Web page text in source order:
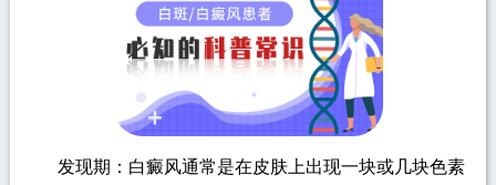
发现期：白癜风通常是在皮肤上出现一块或几块色素